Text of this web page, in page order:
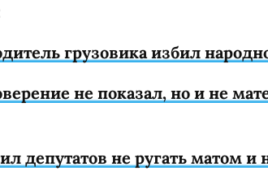
грузовика избил
не показал, но и не
депутатов не ругать матом и